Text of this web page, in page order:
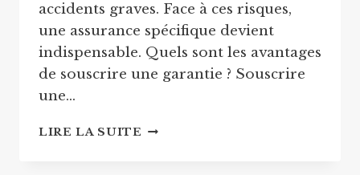
accidents graves. Face à ces risques,
une assurance spécifique devient
indispensable. Quels sont les avantages
de souscrire une garantie ? Souscrire
une…
LIRE LA SUITE SOUSCRIRE